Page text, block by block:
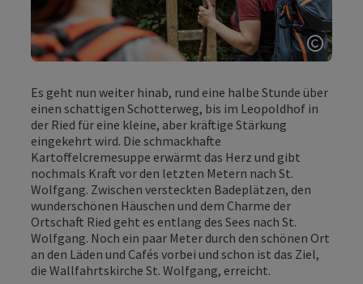
Es geht nun weiter hinab, rund eine halbe Stunde über
einen schattigen Schotterweg, bis im Leopoldhof in
der Ried für eine kleine, aber kräftige Stärkung
eingekehrt wird. Die schmackhafte
Kartoffelcremesuppe erwärmt das Herz und gibt
nochmals Kraft vor den letzten Metern nach St.
Wolfgang. Zwischen versteckten Badeplätzen, den
wunderschönen Häuschen und dem Charme der
Ortschaft Ried geht es entlang des Sees nach St.
Wolfgang. Noch ein paar Meter durch den schönen Ort
an den Läden und Cafés vorbei und schon ist das Ziel,
die Wallfahrtskirche St. Wolfgang, erreicht.